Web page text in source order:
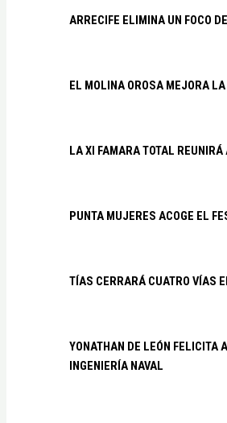
ARRECIFE ELIMINA UN FOCO
EL MOLINA OROSA MEJORA
LA XI FAMARA TOTAL
PUNTA MUJERES ACOGE EL
TÍAS CERRARÁ CUATRO VÍAS
YONATHAN DE LEÓN FELICITA
INGENIERÍA NAVAL